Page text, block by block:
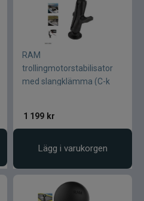
RAM
trollingmotorstabilisator
med slangklämma (C-k
1 199 kr
Lägg i varukorgen